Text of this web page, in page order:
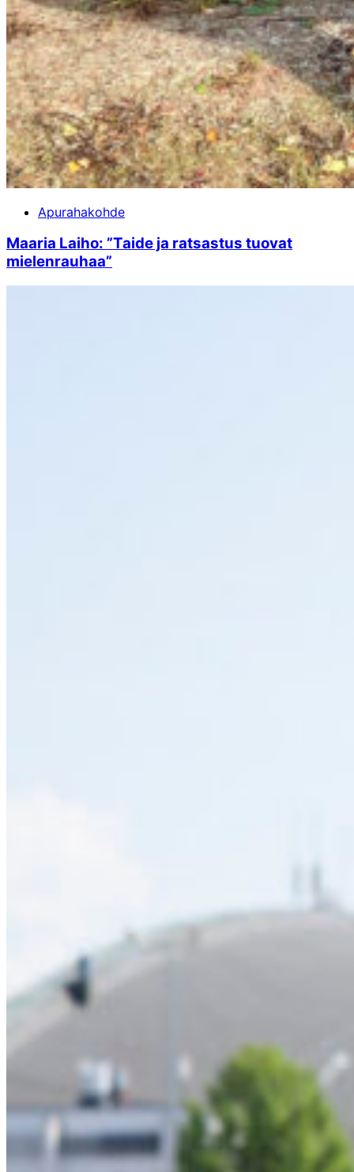
Apurahakohde
Maaria Laiho: ”Taide ja ratsastus tuovat
mielenrauhaa”